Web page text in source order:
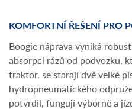
KOMFORTNÍ ŘEŠENÍ PRO
Boogie náprava vyniká
absorpci rázů od podvozku,
traktor, se starají dvě velké
hydropneumatického
potvrdil, fungují výborně a